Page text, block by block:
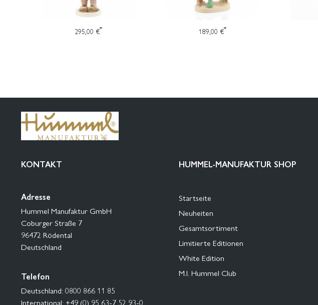
295,00 €* 189,00 €*
KONTAKT
Adresse
Hummel Manufaktur GmbH
Coburger Straße 7
96472 Rödental
Deutschland
Telefon
Deutschland: 0800 866 11 85
International: +49 (0) 95 63-7 52 93-0
HUMMEL-MANUFAKTUR SHOP
Startseite
Neuheiten
Gesamtsortiment
Limitierte Editionen
White Edition
M.I. Hummel Club